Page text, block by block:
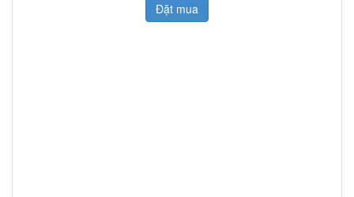
Đặt mua